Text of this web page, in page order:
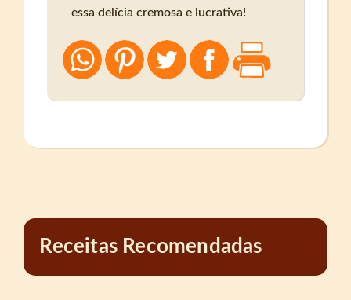
essa delícia cremosa e lucrativa!
Receitas Recomendadas